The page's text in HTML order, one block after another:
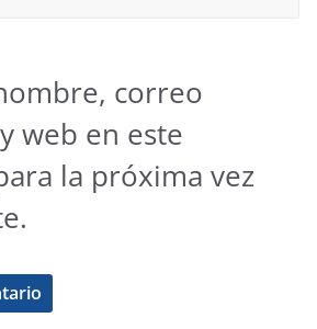
correo
web en este
la próxima vez